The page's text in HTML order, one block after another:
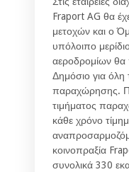
Fraport AG θα
μετοχών και ο
υπόλοιπο
αεροδρομίων θα
Δημόσιο για όλη
παραχώρησης.
τιμήματος
κάθε χρόνο
κοινοπραξία
συνολικά 330